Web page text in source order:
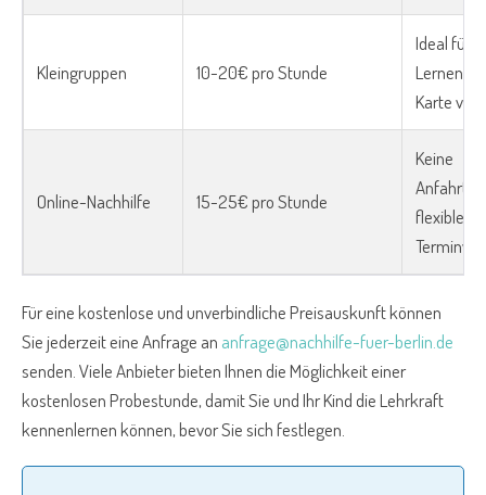
Kleingruppen 10-20€ pro Stunde
Ideal für
Lernen;
Karte
Online-Nachhilfe 15-25€ pro Stunde
Keine
flexible
Für eine kostenlose und unverbindliche Preisauskunft können
Sie jederzeit eine Anfrage an anfrage@nachhilfe-fuer-berlin.de
senden. Viele Anbieter bieten Ihnen die Möglichkeit einer
kostenlosen Probestunde, damit Sie und Ihr Kind die Lehrkraft
kennenlernen können, bevor Sie sich festlegen.